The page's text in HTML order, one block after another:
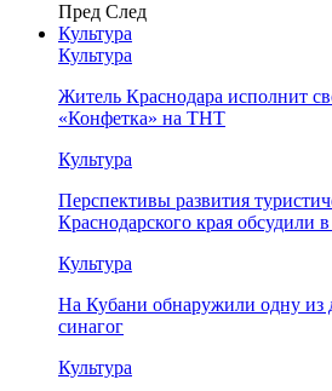
Пред След
Культура
Культура
Житель Краснодара исполнит
«Конфетка» на ТНТ
Культура
Перспективы развития
Краснодарского края обсудили
Культура
На Кубани обнаружили одну из
синагог
Культура